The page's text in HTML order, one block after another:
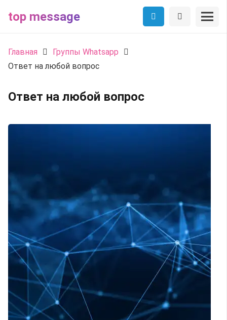
top message
Главная
Группы Whatsapp
Ответ на любой вопрос
Ответ на любой вопрос